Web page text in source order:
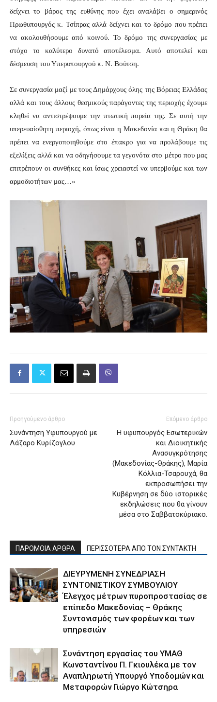
δείχνει το βάρος της ευθύνης που έχει αναλάβει ο σημερινός
Πρωθυπουργός κ. Τσίπρας αλλά δείχνει και το δρόμο που πρέπει
να ακολουθήσουμε από κοινού. Το δρόμο της συνεργασίας με
στόχο το καλύτερο δυνατό αποτέλεσμα. Αυτό αποτελεί και
δέσμευση του Υπερυπουργού κ. Ν. Βούτση.
Σε συνεργασία μαζί με τους Δημάρχους όλης της Βόρειας Ελλάδας
αλλά και τους άλλους θεσμικούς παράγοντες της περιοχής έχουμε
κληθεί να αντιστρέψουμε την πτωτική πορεία της. Σε αυτή την
υπερευαίσθητη περιοχή, όπως είναι η Μακεδονία και η Θράκη θα
πρέπει να ενεργοποιηθούμε στο έπακρο για να προλάβουμε τις
εξελίξεις αλλά και να οδηγήσουμε τα γεγονότα στο μέτρο που μας
επιτρέπουν οι συνθήκες και ίσως χρειαστεί να υπερβούμε και των
αρμοδιοτήτων μας…»
Προηγούμενο άρθρο
Συνάντηση Υφυπουργού με
Λάζαρο Κυρίζογλου
Επόμενο άρθρο
Η υφυπουργός Εσωτερικών
και Διοικητικής
Ανασυγκρότησης
(Μακεδονίας-Θράκης), Μαρία
Κόλλια-Τσαρουχά, θα
εκπροσωπήσει την
Κυβέρνηση σε δύο ιστορικές
εκδηλώσεις που θα γίνουν
μέσα στο Σαββατοκύριακο.
ΠΑΡΟΜΟΙΑ ΑΡΘΡΑ ΠΕΡΙΣΣΟΤΕΡΑ ΑΠΟ ΤΟΝ ΣΥΝΤΑΚΤΗ
ΔΙΕΥΡΥΜΕΝΗ ΣΥΝΕΔΡΙΑΣΗ
ΣΥΝΤΟΝΙΣΤΙΚΟΥ ΣΥΜΒΟΥΛΙΟΥ
Έλεγχος μέτρων πυροπροστασίας σε
επίπεδο Μακεδονίας – Θράκης
Συντονισμός των φορέων και των
υπηρεσιών
Συνάντηση εργασίας του ΥΜΑΘ
Κωνσταντίνου Π. Γκιουλέκα με τον
Αναπληρωτή Υπουργό Υποδομών και
Μεταφορών Γιώργο Κώτσηρα